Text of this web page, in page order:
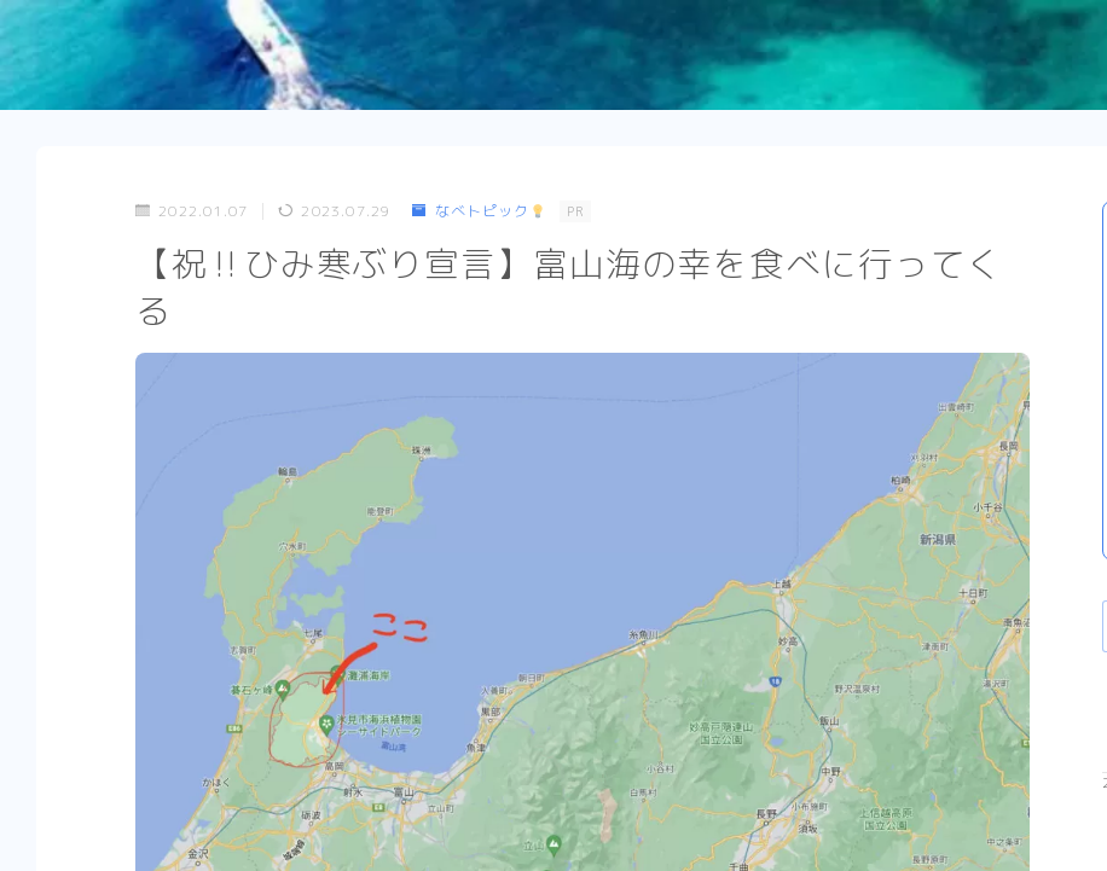
2022.01.07 2023.07.29 なべトピック PR
【祝‼︎ひみ寒ぶり宣言】富山海の幸を食べに行ってく
る